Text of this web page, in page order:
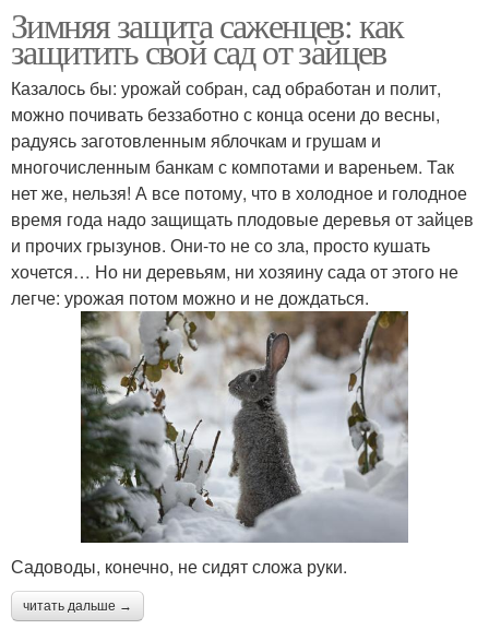
Зимняя защита саженцев: как
защитить свой сад от зайцев
Казалось бы: урожай собран, сад обработан и полит,
можно почивать беззаботно с конца осени до весны,
радуясь заготовленным яблочкам и грушам и
многочисленным банкам с компотами и вареньем. Так
нет же, нельзя! А все потому, что в холодное и голодное
время года надо защищать плодовые деревья от зайцев
и прочих грызунов. Они-то не со зла, просто кушать
хочется… Но ни деревьям, ни хозяину сада от этого не
легче: урожая потом можно и не дождаться.
Садоводы, конечно, не сидят сложа руки.
читать дальше →